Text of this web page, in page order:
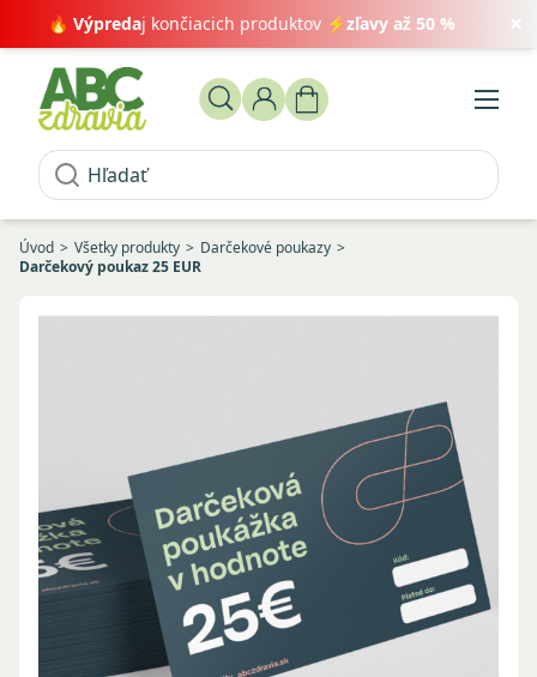
🔥 Výpredaj končiacich produktov ⚡zľavy až 50 % ×
Úvod Všetky produkty
Darčekové poukazy
Darčekový poukaz 25 EUR